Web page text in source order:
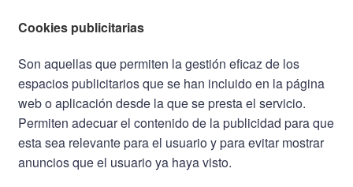
Cookies publicitarias
Son aquellas que permiten la gestión eficaz de los
espacios publicitarios que se han incluido en la página
web o aplicación desde la que se presta el servicio.
Permiten adecuar el contenido de la publicidad para que
esta sea relevante para el usuario y para evitar mostrar
anuncios que el usuario ya haya visto.